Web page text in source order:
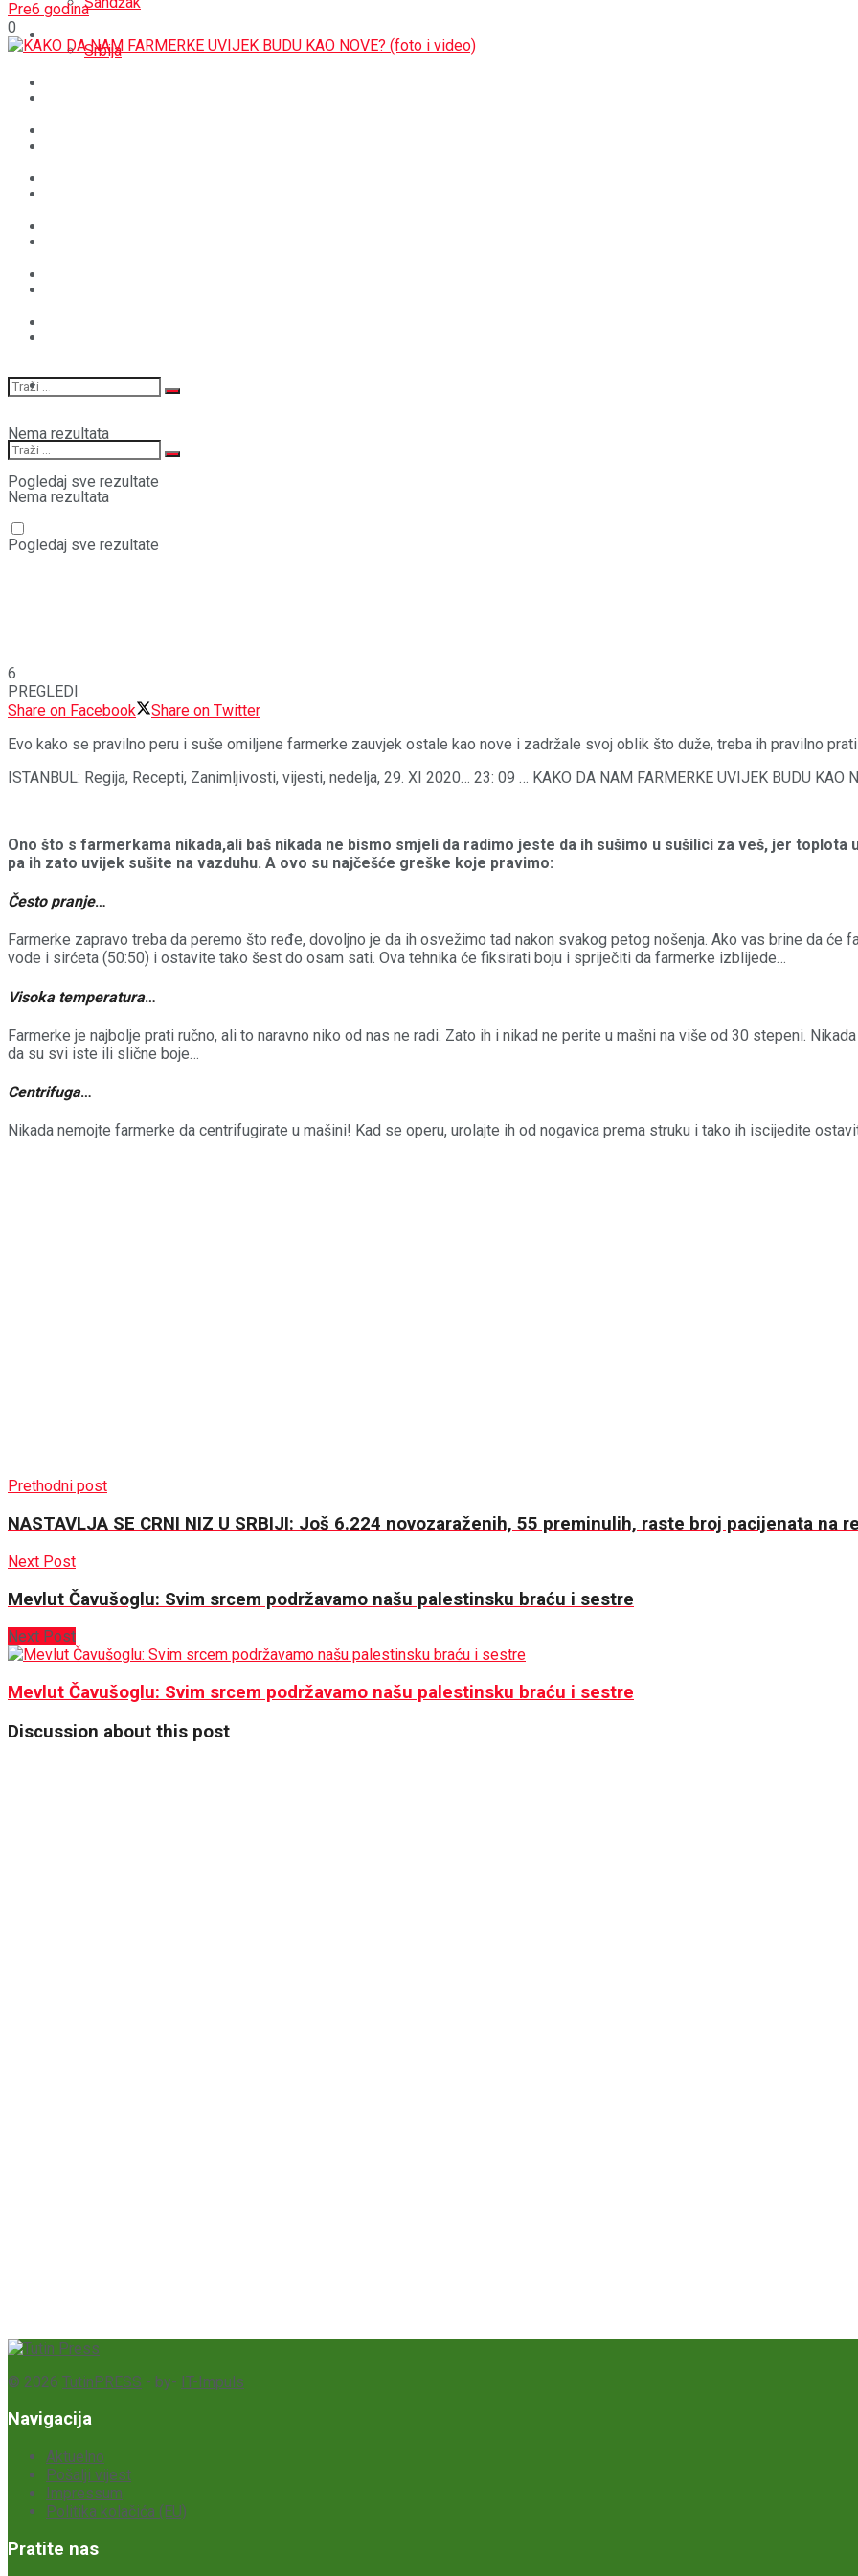
REGIJA
Nema rezultata
Pogledaj sve rezultate
Srbija
SPORT
Nema rezultata
Pogledaj sve rezultate
Pre6 godina
0
6
PREGLEDI
Share on Facebook
Share on Twitter
Evo kako se pravilno peru i suše omiljene farmerke zauvjek ostale kao nove i zadržale svoj oblik što duže, treba ih pravilno
ISTANBUL: Regija, Recepti, Zanimljivosti, vijesti, nedelja, 29. XI 2020… 23: 09 … KAKO DA NAM FARMERKE UVIJEK BUDU KAO
Ono što s farmerkama nikada,ali baš nikada ne bismo smjeli da radimo jeste da ih sušimo u sušilici za veš, jer
pa ih zato uvijek sušite na vazduhu. A ovo su najčešće greške koje pravimo:
Često pranje…
Farmerke zapravo treba da peremo što ređe, dovoljno je da ih osvežimo tad nakon svakog petog nošenja. Ako vas brine da će
vode i sirćeta (50:50) i ostavite tako šest do osam sati. Ova tehnika će fiksirati boju i spriječiti da farmerke izblijede…
Visoka temperatura…
Farmerke je najbolje prati ručno, ali to naravno niko od nas ne radi. Zato ih i nikad ne perite u mašni na više od 30 stepeni.
da su svi iste ili slične boje…
Centrifuga…
Nikada nemojte farmerke da centrifugirate u mašini! Kad se operu, urolajte ih od nogavica prema struku i tako ih iscijedite
Prethodni post
NASTAVLJA SE CRNI NIZ U SRBIJI: Još 6.224 novozaraženih, 55 preminulih, raste broj pacijenata na
Next Post
Mevlut Čavušoglu: Svim srcem podržavamo našu palestinsku braću i sestre
Next Post
Mevlut Čavušoglu: Svim srcem podržavamo našu palestinsku braću i sestre
Discussion about this post
© 2026 TutinPRESS - by- IT-Impuls
Navigacija
Aktuelno
Pošalji vijest
Impressum
Politika kolačića (EU)
Pratite nas